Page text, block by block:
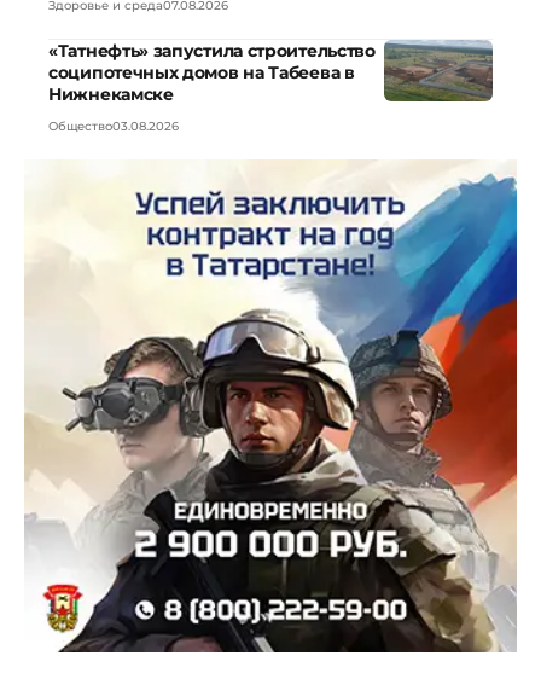
Здоровье и среда07.08.2026
«Татнефть» запустила строительство
соципотечных домов на Табеева в
Нижнекамске
Общество03.08.2026